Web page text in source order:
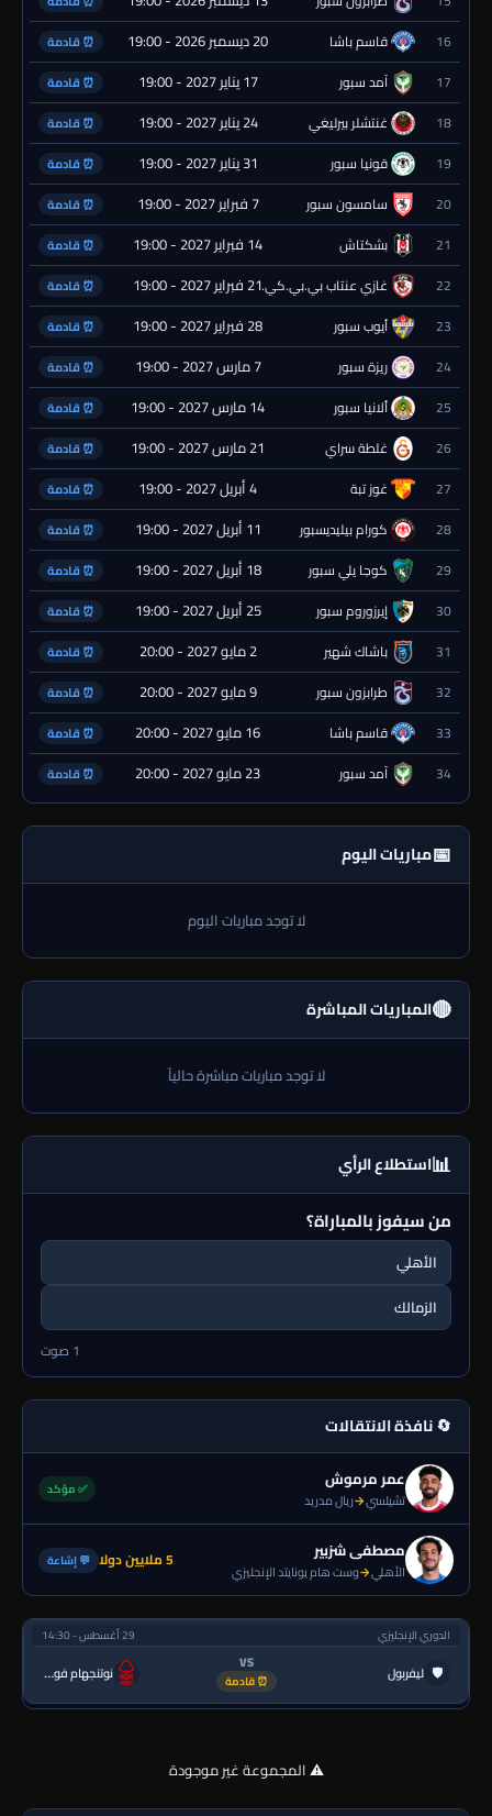
16 قاسم باشا 20 ديسمبر 2026 - 19:00 ⏰ قادمة
17 آمد سبور 17 يناير 2027 - 19:00 ⏰ قادمة
18 غنتشلر بيرليغي 24 يناير 2027 - 19:00 ⏰ قادمة
19 قونيا سبور 31 يناير 2027 - 19:00 ⏰ قادمة
20 سامسون سبور 7 فبراير 2027 - 19:00 ⏰ قادمة
21 بشكتاش 14 فبراير 2027 - 19:00 ⏰ قادمة
22 غازي عنتاب بي.بي.كي.21 فبراير 2027 - 19:00 ⏰ قادمة
23 أيوب سبور 28 فبراير 2027 - 19:00 ⏰ قادمة
24 ريزة سبور 7 مارس 2027 - 19:00 ⏰ قادمة
25 ألانيا سبور 14 مارس 2027 - 19:00 ⏰ قادمة
26 غلطة سراي 21 مارس 2027 - 19:00 ⏰ قادمة
27 غوز تبة 4 أبريل 2027 - 19:00 ⏰ قادمة
28 كورام بيليديسبور 11 أبريل 2027 - 19:00 ⏰ قادمة
29 كوجا يلي سبور 18 أبريل 2027 - 19:00 ⏰ قادمة
30 إيرزوروم سبور 25 أبريل 2027 - 19:00 ⏰ قادمة
31 باشاك شهير 2 مايو 2027 - 20:00 ⏰ قادمة
32 طرابزون سبور 9 مايو 2027 - 20:00 ⏰ قادمة
33 قاسم باشا 16 مايو 2027 - 20:00 ⏰ قادمة
34 آمد سبور 23 مايو 2027 - 20:00 ⏰ قادمة
📅مباريات اليوم
لا توجد مباريات اليوم
🔴المباريات المباشرة
لا توجد مباريات مباشرة حالياً
📊استطلاع الرأي
من سيفوز بالمباراة؟
الأهلي
الزمالك
1 صوت
🔄 نافذة الانتقالات
عمر مرموش
تشيلسي→ريال مدريد
✅ مؤكد
مصطفى شزبير
الأهلي→وست هام يونايتد الإنجليزي 5 ملايين دولا 💬 إشاعة
الدوري الإنجليزي 29 أغسطس - 14:30
🛡 ليفربول VS
⏰ قادمة نوتنجهام فورست
⚠️ المجموعة غير موجودة